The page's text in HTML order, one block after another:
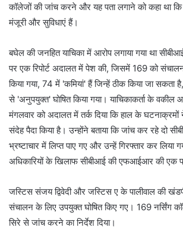
कॉलेजों की जांच करने और यह पता लगाने को कहा था
मंजूरी और सुविधाएं हैं।
बघेल की जनहित याचिका में आरोप लगाया गया था
पर एक रिपोर्ट अदालत में पेश की, जिसमें 169 को
किया गया, 74 में 'कमियां' हैं जिन्हें ठीक किया जा सकता
से 'अनुपयुक्त' घोषित किया गया। याचिकाकर्ता के वकील
मंगलवार को अदालत में तर्क दिया कि हाल के
संदेह पैदा किया है। उन्होंने बताया कि जांच कर रहे दो
भ्रष्टाचार में लिप्त पाए गए और उन्हें गिरफ्तार कर लिया
अधिकारियों के खिलाफ सीबीआई की एफआईआर की एक
जस्टिस संजय द्विवेदी और जस्टिस ए के पालीवाल की
संचालन के लिए उपयुक्त घोषित किए गए। 169 नर्सिंग
सिरे से जांच करने का निर्देश दिया।